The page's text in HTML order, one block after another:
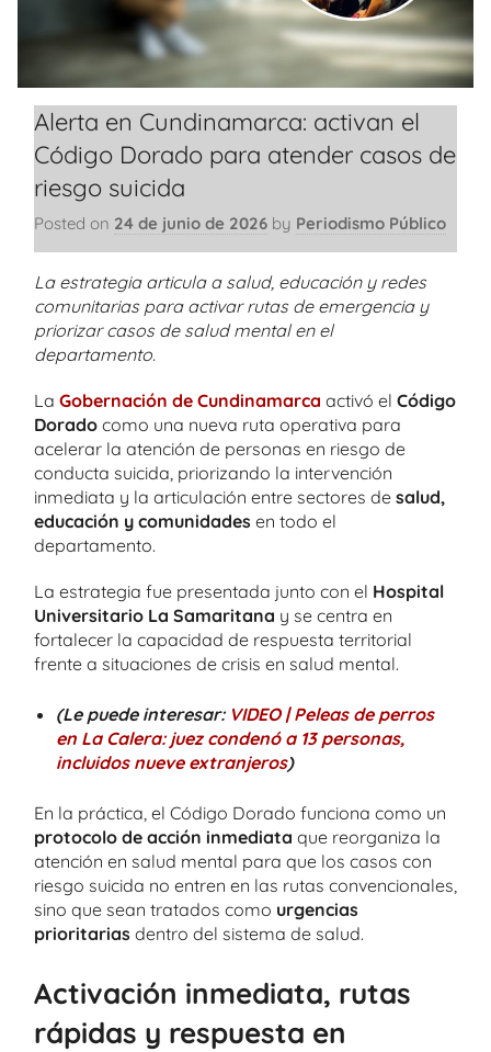
Alerta en Cundinamarca: activan el
Código Dorado para atender casos de
riesgo suicida
Posted on 24 de junio de 2026 by Periodismo Público
La estrategia articula a salud, educación y redes
comunitarias para activar rutas de emergencia y
priorizar casos de salud mental en el
departamento.
La Gobernación de Cundinamarca activó el Código
Dorado como una nueva ruta operativa para
acelerar la atención de personas en riesgo de
conducta suicida, priorizando la intervención
inmediata y la articulación entre sectores de salud,
educación y comunidades en todo el
departamento.
La estrategia fue presentada junto con el Hospital
Universitario La Samaritana y se centra en
fortalecer la capacidad de respuesta territorial
frente a situaciones de crisis en salud mental.
(Le puede interesar: VIDEO | Peleas de perros
en La Calera: juez condenó a 13 personas,
incluidos nueve extranjeros)
En la práctica, el Código Dorado funciona como un
protocolo de acción inmediata que reorganiza la
atención en salud mental para que los casos con
riesgo suicida no entren en las rutas convencionales,
sino que sean tratados como urgencias
prioritarias dentro del sistema de salud.
Activación inmediata, rutas
rápidas y respuesta en